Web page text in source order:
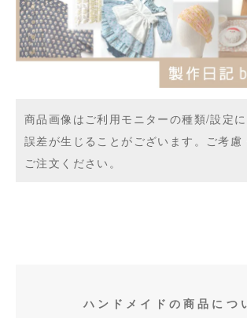
商品画像はご利用モニターの種類/設定
誤差が生じることがございます。ご考慮
ご注文ください。
ハンドメイドの商品につ